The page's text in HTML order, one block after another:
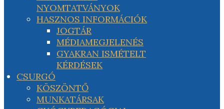
NYOMTATVÁNYOK
HASZNOS INFORMÁCIÓK
JOGTÁR
MÉDIAMEGJELENÉS
GYAKRAN ISMÉTELT
KÉRDÉSEK
CSURGÓ
KÖSZÖNTŐ
MUNKATÁRSAK